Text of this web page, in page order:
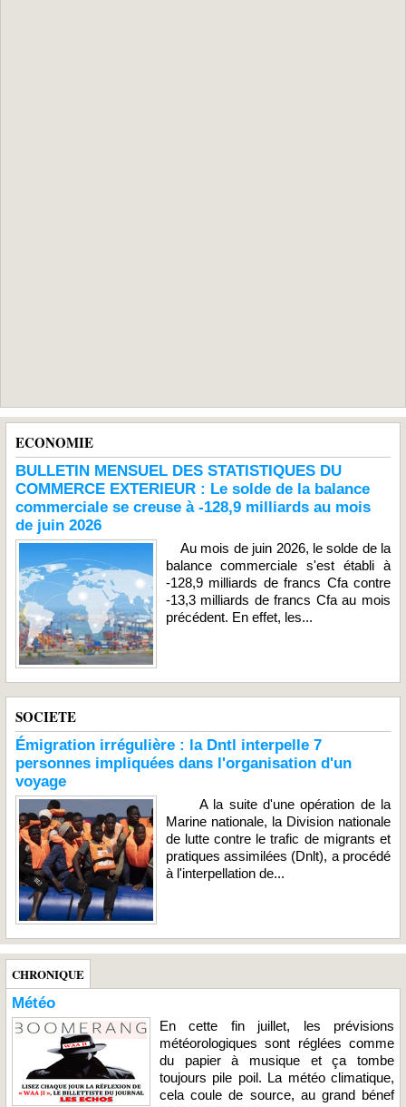
ECONOMIE
BULLETIN MENSUEL DES STATISTIQUES DU
COMMERCE EXTERIEUR : Le solde de la balance
commerciale se creuse à -128,9 milliards au mois
de juin 2026
Au mois de juin 2026, le solde de la
balance commerciale s'est établi à
-128,9 milliards de francs Cfa contre
-13,3 milliards de francs Cfa au mois
précédent. En effet, les...
SOCIETE
Émigration irrégulière : la Dntl interpelle 7
personnes impliquées dans l'organisation d'un
voyage
A la suite d'une opération de la
Marine nationale, la Division nationale
de lutte contre le trafic de migrants et
pratiques assimilées (Dnlt), a procédé
à l'interpellation de...
CHRONIQUE
Météo
En cette fin juillet, les prévisions
météorologiques sont réglées comme
du papier à musique et ça tombe
toujours pile poil. La météo climatique,
cela coule de source, au grand bénef